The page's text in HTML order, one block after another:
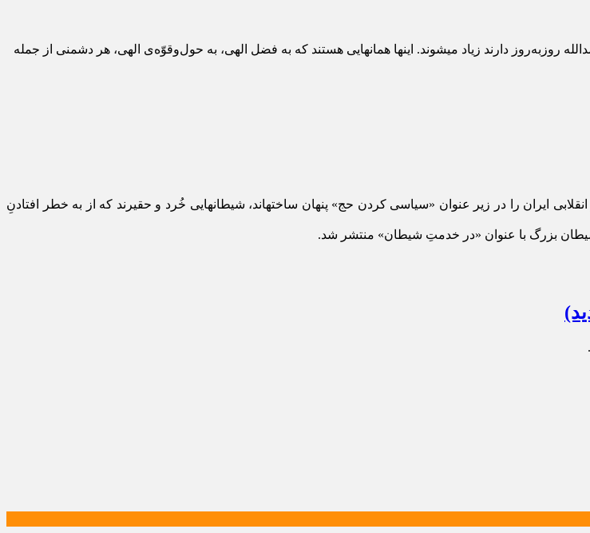
روزبه‌روز دارند زیاد میشوند. اینها همانهایی هستند که به فضل الهی، به حول‌وقوّه‌ی الهی، هر دشمنی از جمله
ایران را در زیر عنوان «سیاسی کردن حج» پنهان ساختهاند، شیطانهایی خُرد و حقیرند که از به خطر افتادنِ
بزرگ با عنوان «در خدمتِ شیطان» منتشر شد.